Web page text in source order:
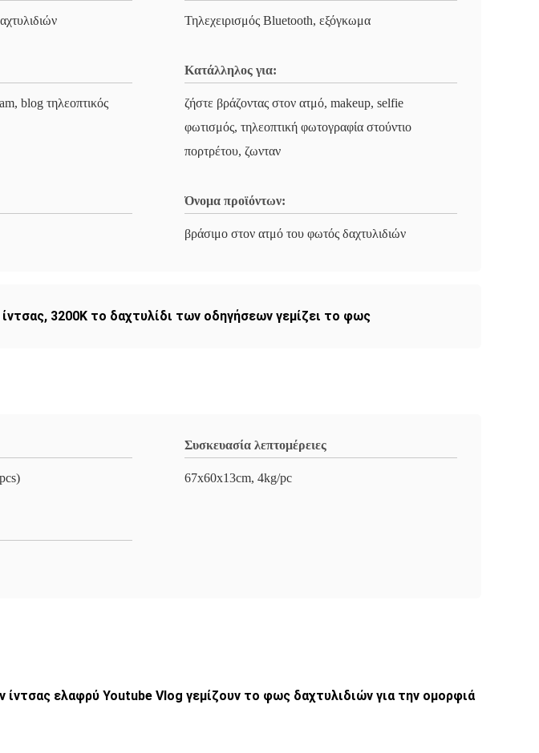
Τηλεχειρισμός Bluetooth, εξόγκωμα
blog τηλεοπτικός
Κατάλληλος για:
ζήστε βράζοντας στον ατμό, makeup, selfie
φωτισμός, τηλεοπτική φωτογραφία στούντιο
πορτρέτου, ζωνταν
Όνομα προϊόντων:
βράσιμο στον ατμό του φωτός δαχτυλιδιών
, 3200K το δαχτυλίδι των οδηγήσεων γεμίζει το φως
Συσκευασία λεπτομέρειες
67x60x13cm, 4kg/pc
ελαφρύ Youtube Vlog γεμίζουν το φως δαχτυλιδιών για την ομορφιά